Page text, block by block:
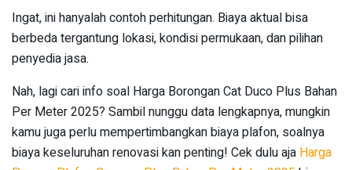
Ingat, ini hanyalah contoh perhitungan. Biaya aktual bisa
berbeda tergantung lokasi, kondisi permukaan, dan pilihan
penyedia jasa.
Nah, lagi cari info soal Harga Borongan Cat Duco Plus Bahan
Per Meter 2025? Sambil nunggu data lengkapnya, mungkin
kamu juga perlu mempertimbangkan biaya plafon, soalnya
biaya keseluruhan renovasi kan penting! Cek dulu aja Harga